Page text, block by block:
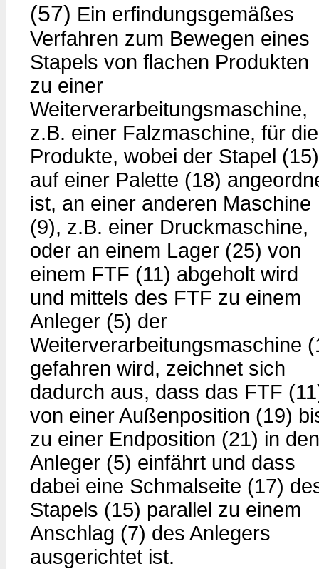
(57) Ein erfindungsgemäßes
Verfahren zum Bewegen eines
Stapels von flachen Produkten
zu einer
Weiterverarbeitungsmaschine,
z.B. einer Falzmaschine, für die
Produkte, wobei der Stapel (15)
auf einer Palette (18)
ist, an einer anderen Maschine
(9), z.B. einer Druckmaschine,
oder an einem Lager (25) von
einem FTF (11) abgeholt wird
und mittels des FTF zu einem
Anleger (5) der
Weiterverarbeitungsmaschine
gefahren wird, zeichnet sich
dadurch aus, dass das FTF
von einer Außenposition (19)
zu einer Endposition (21) in den
Anleger (5) einfährt und dass
dabei eine Schmalseite (17)
Stapels (15) parallel zu einem
Anschlag (7) des Anlegers
ausgerichtet ist.